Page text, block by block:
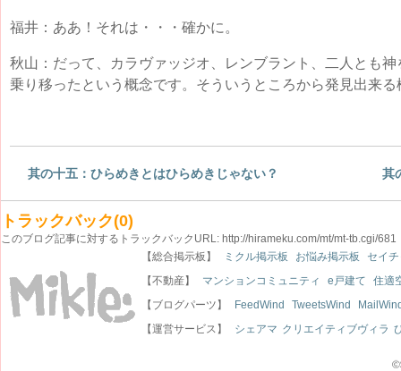
福井：ああ！それは・・・確かに。
秋山：だって、カラヴァッジオ、レンブラント、二人とも
乗り移ったという概念です。そういうところから発見出来
其の十五：ひらめきとはひらめきじゃない？ 其
トラックバック(0)
このブログ記事に対するトラックバックURL: http://hirameku.com/mt/mt-tb.cgi/681
【総合掲示板】
ミクル掲示板 お悩み掲示板
セイ
【不動産】
マンションコミュニティ e戸建て
住適
【ブログパーツ】
FeedWind TweetsWind
【運営サービス】
シェアマ クリエイティブヴィラ